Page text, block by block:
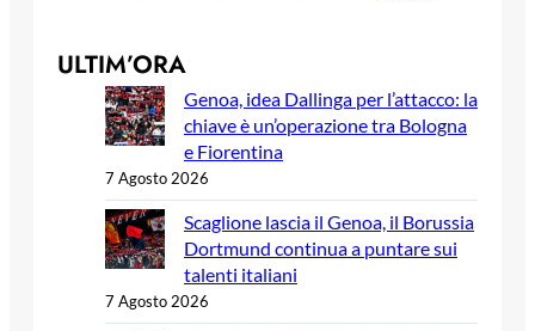
ULTIM’ORA
Genoa, idea Dallinga per l’attacco: la
chiave è un’operazione tra Bologna
e Fiorentina
7 Agosto 2026
Scaglione lascia il Genoa, il Borussia
Dortmund continua a puntare sui
talenti italiani
7 Agosto 2026